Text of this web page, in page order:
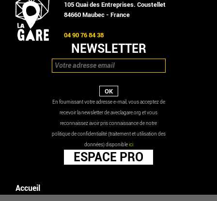
105 Quai des Entreprises. Coustellet
84660 Maubec - France
04 90 76 84 38
NEWSLETTER
En fournissant votre adresse e-mail, vous acceptez de
recevoir la newsletter de aveclagare.org et vous
reconnaissez avoir pris connaissance de notre
politique de confidentialité (traitement et utilisation des
données) disponibleici
ESPACE PRO
Accueil